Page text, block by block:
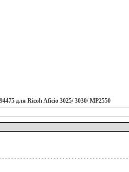
для Ricoh Aficio 3025/ 3030/ MP2550